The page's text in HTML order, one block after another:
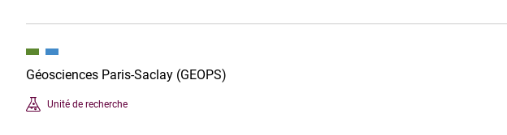
Géosciences Paris-Saclay (GEOPS)
Unité de recherche